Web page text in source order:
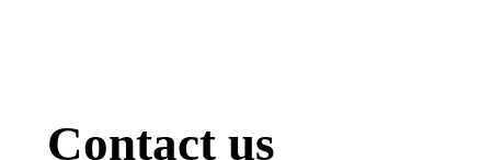
Contact us